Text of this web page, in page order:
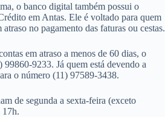
o banco digital também possui o
em Antas. Ele é voltado para quem
no pagamento das faturas ou cestas.
em atraso a menos de 60 dias, o
9233. Já quem está devendo a
o número (11) 97589-3438.
de segunda a sexta-feira (exceto
17h.